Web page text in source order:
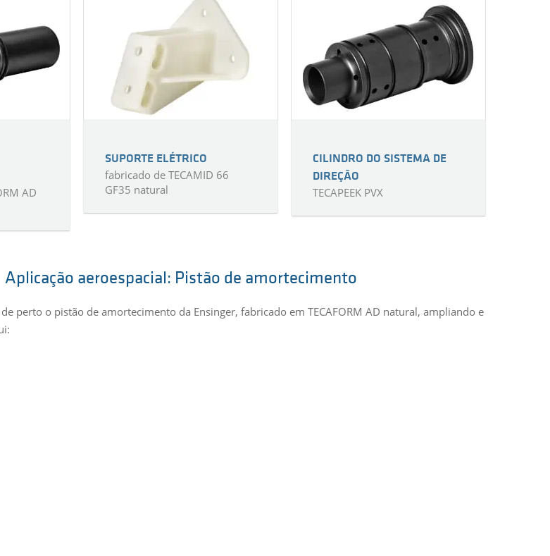
AD
SUPORTE ELÉTRICO
fabricado de TECAMID 66
GF35 natural
CILINDRO DO SISTEMA DE
DIREÇÃO
TECAPEEK PVX
Aplicação aeroespacial: Pistão de amortecimento
perto o pistão de amortecimento da Ensinger, fabricado em TECAFORM AD natural, ampliando e